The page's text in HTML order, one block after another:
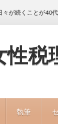
執筆
とが40代の私の目標